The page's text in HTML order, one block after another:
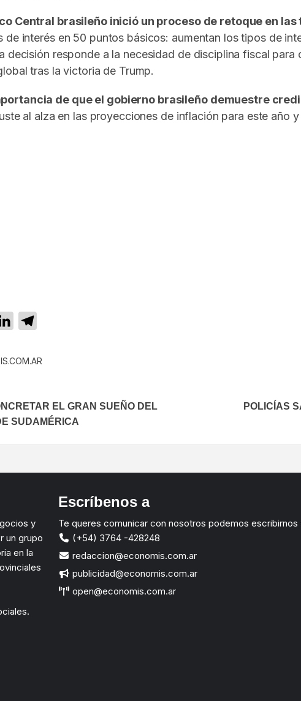
Central brasileño inició un proceso de retoque en
de interés en 50 puntos básicos: aumentan los tipos de
decisión responde a la necesidad de disciplina fiscal
tras la victoria de Trump.
de que el gobierno brasileño demuestre
al alza en las proyecciones de inflación para este año
LinkedIn
EL GRAN SUEÑO DEL
SUDAMÉRICA
POLICÍAS
y
un grupo
en la
Escríbenos a
Te queres comunicar con nosotros podemos escribirnos
(+54) 3764 -428248
redaccion@economis.com.ar
publicidad@economis.com.ar
open@economis.com.ar